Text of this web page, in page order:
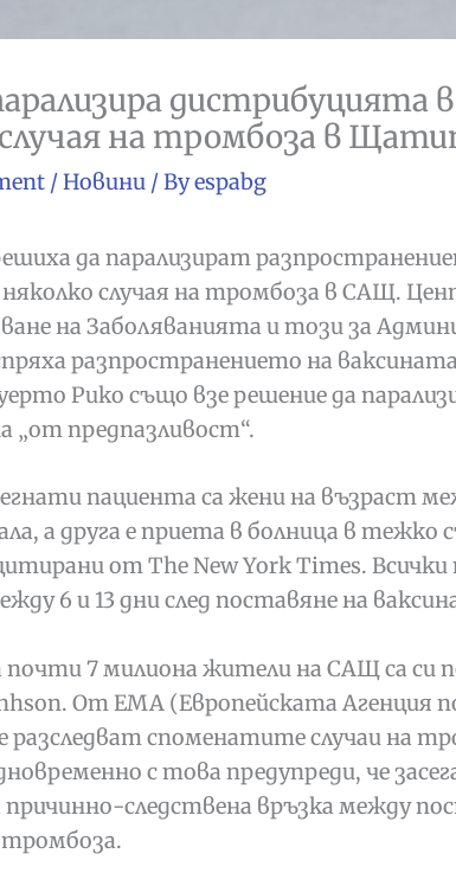
дистрибуцията
на тромбоза в
/Новини / Byespabg
да парализират
няколко случая на тромбоза в САЩ.
на Заболяванията и този за
разпространението на
Рико също взе решение да
„от предпазливост“.
пациента са жени на възраст
а друга е приета в болница в тежко
от The New York Times.
6 и 13 дни след поставяне на
7 милиона жители на САЩ са си
От EMA (Европейската Агенция
разследват споменатите случаи на
с това предупреди, че
следствена връзка между
тромбоза.